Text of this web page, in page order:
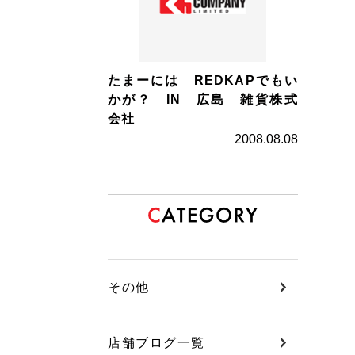
たまーには REDKAPでもい
かが？ IN 広島 雑貨株式
会社
2008.08.08
その他
店舗ブログ一覧